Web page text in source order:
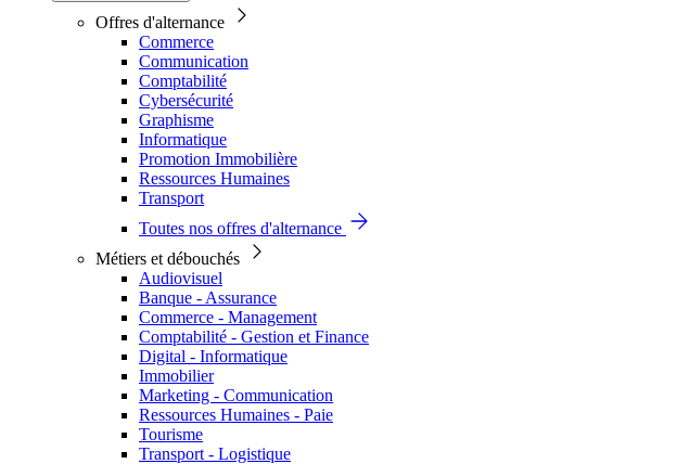
Offres d'alternance
Commerce
Communication
Comptabilité
Cybersécurité
Graphisme
Informatique
Promotion Immobilière
Ressources Humaines
Transport
Toutes nos offres d'alternance
Métiers et débouchés
Audiovisuel
Banque - Assurance
Commerce - Management
Comptabilité - Gestion et Finance
Digital - Informatique
Immobilier
Marketing - Communication
Ressources Humaines - Paie
Tourisme
Transport - Logistique